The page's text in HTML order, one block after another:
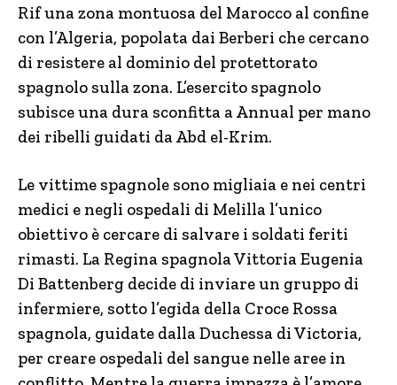
Rif una zona montuosa del Marocco al confine
con l’Algeria, popolata dai Berberi che cercano
di resistere al dominio del protettorato
spagnolo sulla zona. L’esercito spagnolo
subisce una dura sconfitta a Annual per mano
dei ribelli guidati da Abd el-Krim.
Le vittime spagnole sono migliaia e nei centri
medici e negli ospedali di Melilla l’unico
obiettivo è cercare di salvare i soldati feriti
rimasti. La Regina spagnola Vittoria Eugenia
Di Battenberg decide di inviare un gruppo di
infermiere, sotto l’egida della Croce Rossa
spagnola, guidate dalla Duchessa di Victoria,
per creare ospedali del sangue nelle aree in